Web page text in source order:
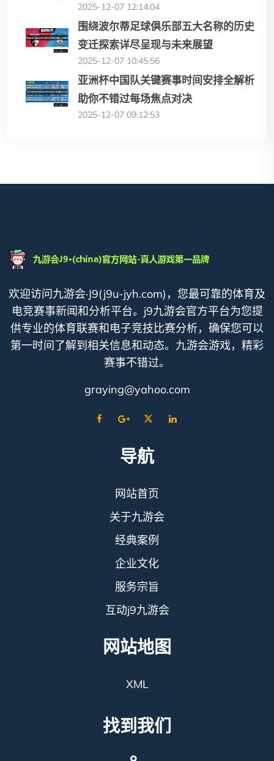
2025-12-07 12:14:04
围绕波尔蒂足球俱乐部五大名称的历史
变迁探索详尽呈现与未来展望
2025-12-07 10:45:56
亚洲杯中国队关键赛事时间安排全解析
助你不错过每场焦点对决
2025-12-07 09:12:53
欢迎访问九游会·J9(j9u-jyh.com)，您最可靠的体育及
电竞赛事新闻和分析平台。j9九游会官方平台为您提
供专业的体育联赛和电子竞技比赛分析，确保您可以
第一时间了解到相关信息和动态。九游会游戏，精彩
赛事不错过。
graying@yahoo.com
导航
网站首页
关于九游会
经典案例
企业文化
服务宗旨
互动j9九游会
网站地图
XML
找到我们